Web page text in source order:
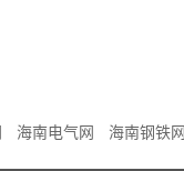
海南电气网 海南钢铁网